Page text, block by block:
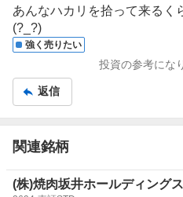
示
板
記
あんなハカリを拾って来るく
(?_?)
強く売りたい
投資の参考にな
返信
関連銘柄
(株)焼肉坂井ホールディングス